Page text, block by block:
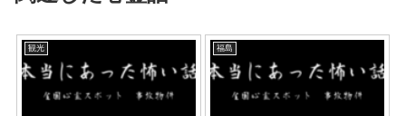
観光 福島